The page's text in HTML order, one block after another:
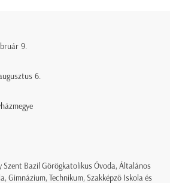
9.
6.
Szent Bazil Görögkatolikus Óvoda, Általános
Gimnázium, Technikum, Szakképző Iskola és